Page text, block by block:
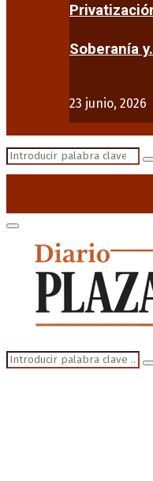
Soberanía
23 junio, 2026
Search
Primary
Menu
Search
for: